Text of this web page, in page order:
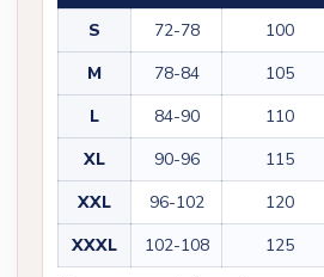
S 72-78 100
M
78-84 105
L
84-90 110
XL
90-96 115
XXL
96-102 120
XXXL
102-108 125